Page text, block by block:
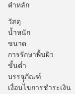
คำหลัก
วัสดุ
น้ำหนัก
ขนาด
การรักษาพื้นผิว
ขั้นต่ำ
บรรจุุภัณฑ์
เงื่อนไขการชำระเงิน